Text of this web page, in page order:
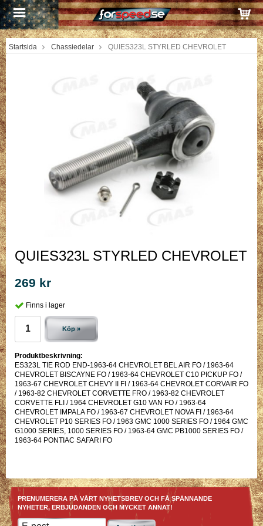
Startsida Chassiedelar QUIES323L STYRLED CHEVROLET
QUIES323L STYRLED CHEVROLET
269 kr
Finns i lager
Köp »
Produktbeskrivning:
ES323L TIE ROD END-1963-64 CHEVROLET BEL AIR FO / 1963-64
CHEVROLET BISCAYNE FO / 1963-64 CHEVROLET C10 PICKUP FO /
1963-67 CHEVROLET CHEVY II FI / 1963-64 CHEVROLET CORVAIR FO
/ 1963-82 CHEVROLET CORVETTE FRO / 1963-82 CHEVROLET
CORVETTE FLI / 1964 CHEVROLET G10 VAN FO / 1963-64
CHEVROLET IMPALA FO / 1963-67 CHEVROLET NOVA FI / 1963-64
CHEVROLET P10 SERIES FO / 1963 GMC 1000 SERIES FO / 1964 GMC
G1000 SERIES, 1000 SERIES FO / 1963-64 GMC PB1000 SERIES FO /
1963-64 PONTIAC SAFARI FO
PRENUMERERA PÅ VÅRT NYHETSBREV OCH FÅ SPÄNNANDE
NYHETER, ERBJUDANDEN OCH MYCKET ANNAT!